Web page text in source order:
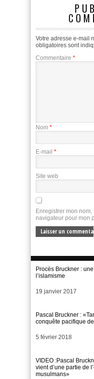
Votre adresse e-mail
obligatoires sont
Commentaire *
Nom *
E-mail *
Site web
Enregistrer mon
navigateur pour mon
Procès Bruckner :
l’islamisme
Date
19 janvier 2017
Pascal Bruckner :
conquête pacifique
Date
5 février 2018
VIDEO :Pascal
vient d’une partie de
musulmans»